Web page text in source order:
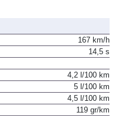
167 km/h
14,5 s
4,2 l/100 km
5 l/100 km
4,5 l/100 km
119 gr/km